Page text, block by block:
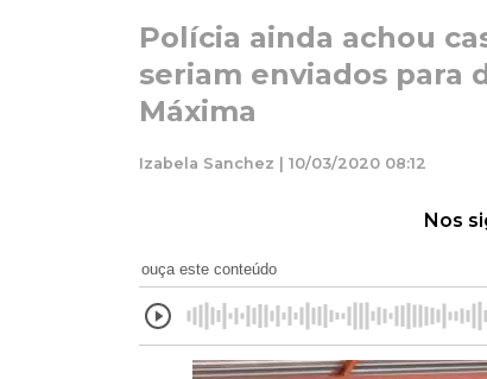
Polícia ainda achou
seriam enviados para
Máxima
Izabela Sanchez | 10/03/2020 08:12
Nos
ouça este conteúdo